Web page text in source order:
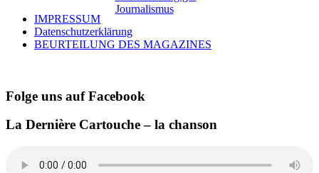
IMPRESSUM
Datenschutzerklärung
BEURTEILUNG DES MAGAZINES
Folge uns auf Facebook
La Dernière Cartouche – la chanson